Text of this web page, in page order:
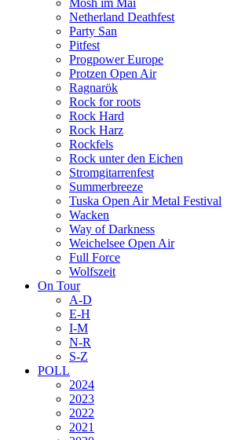
Mosh im Mai
Netherland Deathfest
Party San
Pitfest
Progpower Europe
Protzen Open Air
Ragnarök
Rock for roots
Rock Hard
Rock Harz
Rockfels
Rock unter den Eichen
Stromgitarrenfest
Summerbreeze
Tuska Open Air Metal Festival
Wacken
Way of Darkness
Weichelsee Open Air
Full Force
Wolfszeit
On Tour
A-D
E-H
I-M
N-R
S-Z
POLL
2024
2023
2022
2021